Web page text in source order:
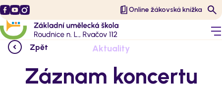
Online žákovská knížka
Zpět Aktuality
Záznam koncertu